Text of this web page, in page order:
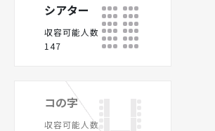
シアター
収容可能人数
147
コの字
収容可能人数